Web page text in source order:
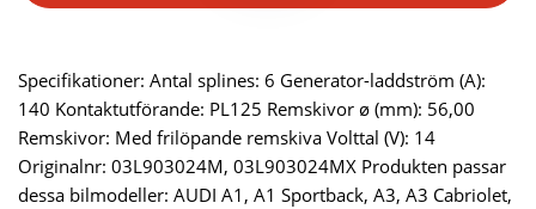
Specifikationer: Antal splines: 6 Generator-laddström (A):
140 Kontaktutförande: PL125 Remskivor ø (mm): 56,00
Remskivor: Med frilöpande remskiva Volttal (V): 14
Originalnr: 03L903024M, 03L903024MX Produkten passar
dessa bilmodeller: AUDI A1, A1 Sportback, A3, A3 Cabriolet,